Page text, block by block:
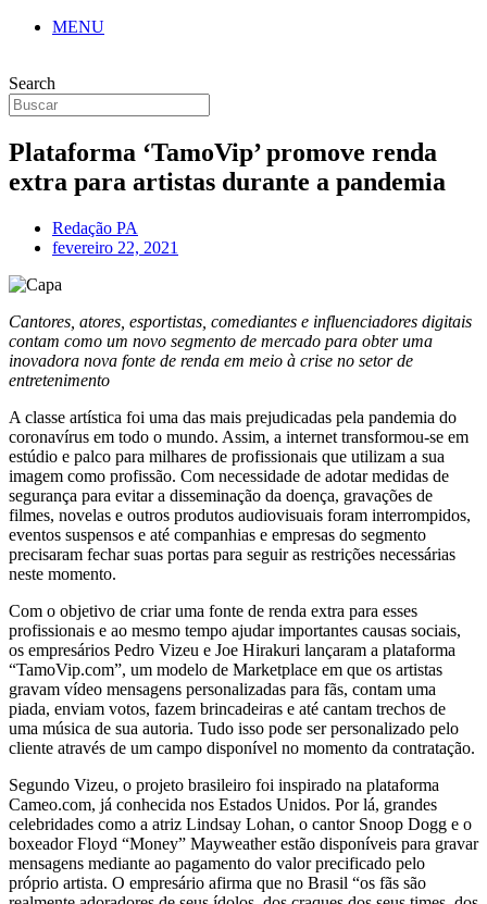
MENU
Search
Plataforma ‘TamoVip’ promove renda
extra para artistas durante a pandemia
Redação PA
fevereiro 22, 2021
Cantores, atores, esportistas, comediantes e influenciadores digitais
contam como um novo segmento de mercado para obter uma
inovadora nova fonte de renda em meio à crise no setor de
entretenimento
A classe artística foi uma das mais prejudicadas pela pandemia do
coronavírus em todo o mundo. Assim, a internet transformou-se em
estúdio e palco para milhares de profissionais que utilizam a sua
imagem como profissão. Com necessidade de adotar medidas de
segurança para evitar a disseminação da doença, gravações de
filmes, novelas e outros produtos audiovisuais foram interrompidos,
eventos suspensos e até companhias e empresas do segmento
precisaram fechar suas portas para seguir as restrições necessárias
neste momento.
Com o objetivo de criar uma fonte de renda extra para esses
profissionais e ao mesmo tempo ajudar importantes causas sociais,
os empresários Pedro Vizeu e Joe Hirakuri lançaram a plataforma
“TamoVip.com”, um modelo de Marketplace em que os artistas
gravam vídeo mensagens personalizadas para fãs, contam uma
piada, enviam votos, fazem brincadeiras e até cantam trechos de
uma música de sua autoria. Tudo isso pode ser personalizado pelo
cliente através de um campo disponível no momento da contratação.
Segundo Vizeu, o projeto brasileiro foi inspirado na plataforma
Cameo.com, já conhecida nos Estados Unidos. Por lá, grandes
celebridades como a atriz Lindsay Lohan, o cantor Snoop Dogg e o
boxeador Floyd “Money” Mayweather estão disponíveis para gravar
mensagens mediante ao pagamento do valor precificado pelo
próprio artista. O empresário afirma que no Brasil “os fãs são